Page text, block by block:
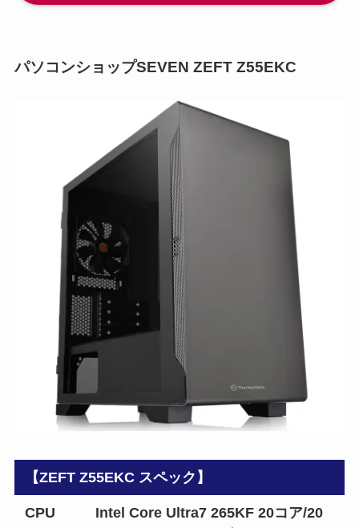
パソコンショップSEVEN ZEFT Z55EKC
【ZEFT Z55EKC スペック】
CPU
Intel Core Ultra7 265KF 20コア/20